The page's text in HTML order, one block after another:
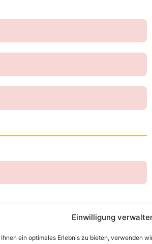
Einwilligung
Ihnen ein optimales Erlebnis zu bieten, verwenden